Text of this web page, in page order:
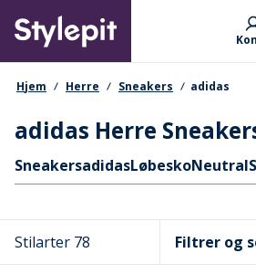
main
content
Primary departments
navigationssti
Hjem Herre Sneakers adidas
adidas Herre
Hurtige links
SneakersadidasLøbeskoNeutral
Stilarter 78 Filtrer og